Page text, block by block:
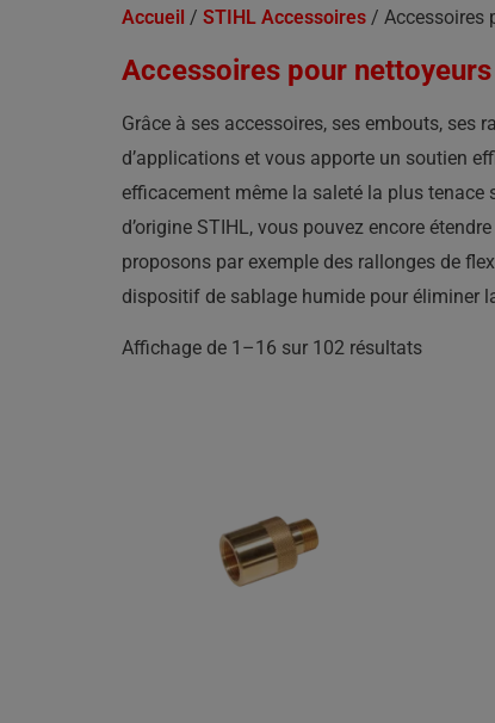
Accueil / STIHL Accessoires / Accessoires
Accessoires pour
Grâce à ses accessoires, ses embouts, ses
d’applications et vous apporte un soutien
efficacement même la saleté la plus tenace
d’origine STIHL, vous pouvez encore
proposons par exemple des rallonges de
dispositif de sablage humide pour éliminer
Affichage de 1–16 sur 102 résultats